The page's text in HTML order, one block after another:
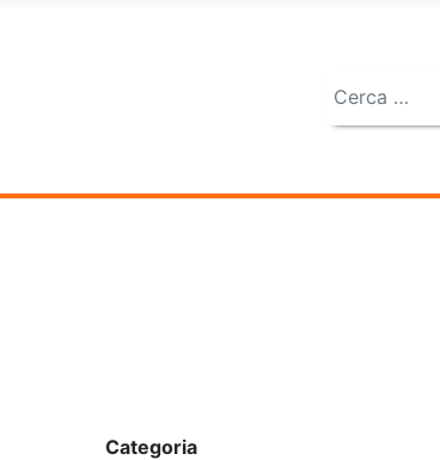
Categoria